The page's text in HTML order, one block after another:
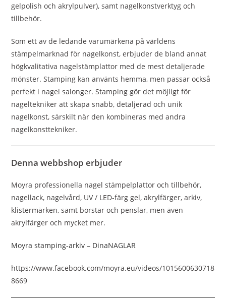
gelpolish och akrylpulver), samt nagelkonstverktyg och
tillbehör.
Som ett av de ledande varumärkena på världens
stämpelmarknad för nagelkonst, erbjuder de bland annat
högkvalitativa nagelstämplattor med de mest detaljerade
mönster. Stamping kan använts hemma, men passar också
perfekt i nagel salonger. Stamping gör det möjligt för
nageltekniker att skapa snabb, detaljerad och unik
nagelkonst, särskilt när den kombineras med andra
nagelkonsttekniker.
Denna webbshop erbjuder
Moyra professionella nagel stämpelplattor och tillbehör,
nagellack, nagelvård, UV / LED-färg gel, akrylfärger, arkiv,
klistermärken, samt borstar och penslar, men även
akrylfärger och mycket mer.
Moyra stamping-arkiv – DinaNAGLAR
https://www.facebook.com/moyra.eu/videos/1015600630718
8669